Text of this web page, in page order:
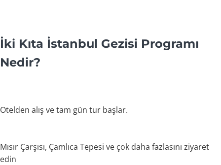
İki Kıta İstanbul Gezisi Programı
Nedir?
Otelden alış ve tam gün tur başlar.
Mısır Çarşısı, Çamlıca Tepesi ve çok daha fazlasını ziyaret
edin